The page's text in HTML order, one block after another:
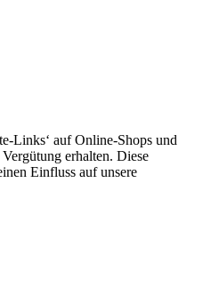
Links‘ auf Online-Shops und
erhalten. Diese
Einfluss auf unsere